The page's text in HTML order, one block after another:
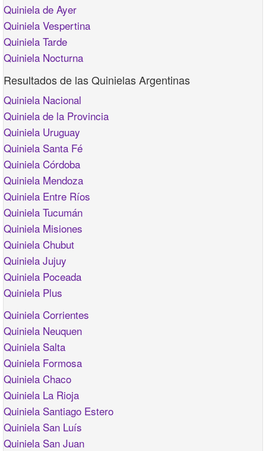
Quiniela de Ayer
Quiniela Vespertina
Quiniela Tarde
Quiniela Nocturna
Resultados de las Quinielas Argentinas
Quiniela Nacional
Quiniela de la Provincia
Quiniela Uruguay
Quiniela Santa Fé
Quiniela Córdoba
Quiniela Mendoza
Quiniela Entre Ríos
Quiniela Tucumán
Quiniela Misiones
Quiniela Chubut
Quiniela Jujuy
Quiniela Poceada
Quiniela Plus
Quiniela Corrientes
Quiniela Neuquen
Quiniela Salta
Quiniela Formosa
Quiniela Chaco
Quiniela La Rioja
Quiniela Santiago Estero
Quiniela San Luís
Quiniela San Juan